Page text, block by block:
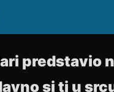
predstavio
si ti u